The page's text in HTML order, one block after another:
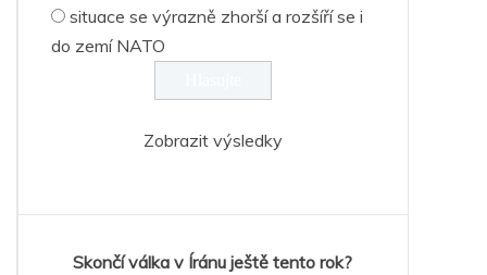
situace se výrazně zhorší a rozšíří se i
do zemí NATO
Zobrazit výsledky
Skončí válka v Íránu ještě tento rok?